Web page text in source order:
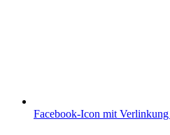
Facebook-Icon mit